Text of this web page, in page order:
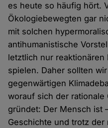
es heute so häufig hört.
Ökologiebewegten gar
mit solchen
antihumanistische
letztlich nur reaktionären
spielen. Daher sollten
gegenwärtigen
worauf sich der rationale
gründet: Der Mensch ist
Geschichte und trotz der